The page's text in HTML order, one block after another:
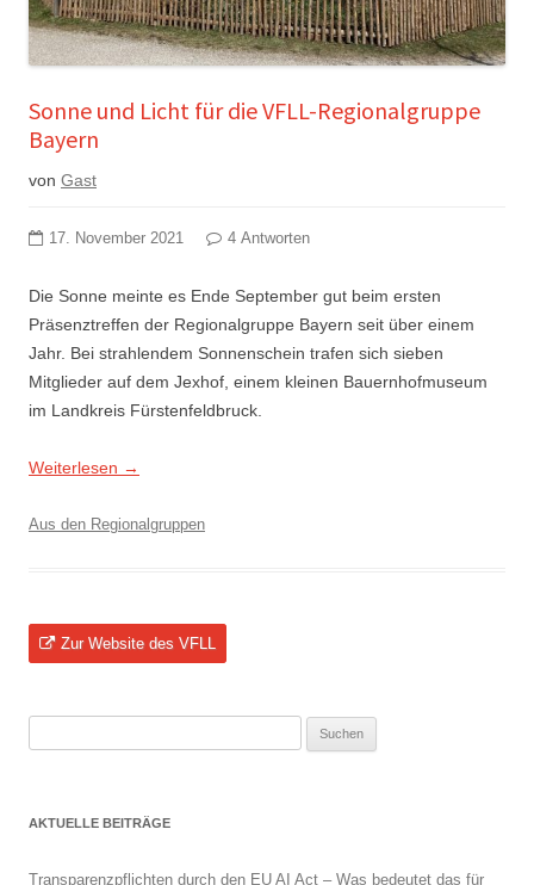
Sonne und Licht für die VFLL-Regionalgruppe
Bayern
von Gast
17. November 2021 4 Antworten
Die Sonne meinte es Ende September gut beim ersten
Präsenztreffen der Regionalgruppe Bayern seit über einem
Jahr. Bei strahlendem Sonnenschein trafen sich sieben
Mitglieder auf dem Jexhof, einem kleinen Bauernhofmuseum
im Landkreis Fürstenfeldbruck.
Weiterlesen →
Aus den Regionalgruppen
Zur Website des VFLL
nach:
AKTUELLE BEITRÄGE
Transparenzpflichten durch den EU AI Act – Was bedeutet das für